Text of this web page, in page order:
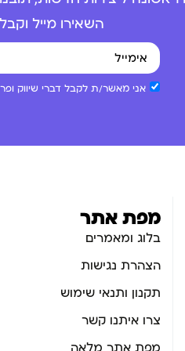
השאירו מייל
אני מאשר/ת לקבל דברי שיווק
מפת אתר
בלוג ומאמרים
הצהרת נגישות
תקנון ותנאי שימוש
צרו איתנו קשר
מפת אתר מלאה